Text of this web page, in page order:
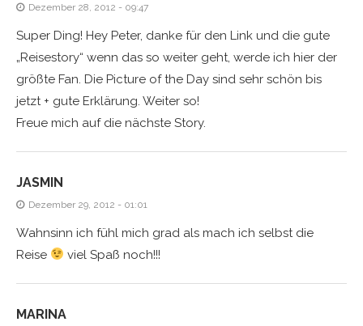
Dezember 28, 2012 - 09:47
Super Ding! Hey Peter, danke für den Link und die gute
„Reisestory“ wenn das so weiter geht, werde ich hier der
größte Fan. Die Picture of the Day sind sehr schön bis
jetzt + gute Erklärung. Weiter so!
Freue mich auf die nächste Story.
JASMIN
Dezember 29, 2012 - 01:01
Wahnsinn ich fühl mich grad als mach ich selbst die
Reise
viel Spaß noch!!!
MARINA